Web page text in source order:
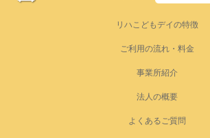
リハこどもデイの特徴
ご利用の流れ・料金
事業所紹介
法人の概要
よくあるご質問